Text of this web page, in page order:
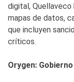
digital,
mapas de datos,
que incluyen
críticos.
Orygen: